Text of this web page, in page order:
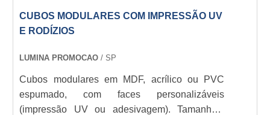
CUBOS MODULARES COM IMPRESSÃO UV
E RODÍZIOS
LUMINA PROMOCAO / SP
Cubos modulares em MDF, acrílico ou PVC
espumado, com faces personalizáveis
(impressão UV ou adesivagem). Tamanhos: